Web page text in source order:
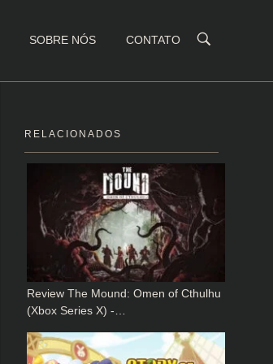
SOBRE NÓS CONTATO
RELACIONADOS
Review The Mound: Omen of Cthulhu
(Xbox Series X) -…